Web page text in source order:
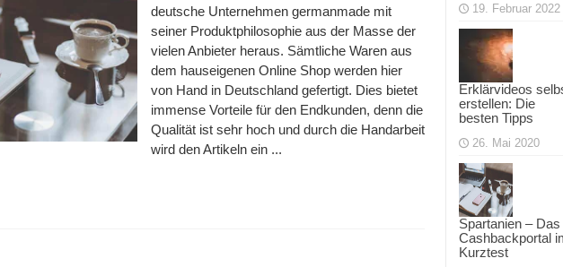
deutsche Unternehmen germanmade mit
seiner Produktphilosophie aus der Masse der
vielen Anbieter heraus. Sämtliche Waren aus
dem hauseigenen Online Shop werden hier
von Hand in Deutschland gefertigt. Dies bietet
immense Vorteile für den Endkunden, denn die
Qualität ist sehr hoch und durch die Handarbeit
wird den Artikeln ein ...
19. Februar 2022
Erklärvideos
erstellen: Die
besten Tipps
26. Mai 2020
Spartanien – Das
Cashbackportal
Kurztest